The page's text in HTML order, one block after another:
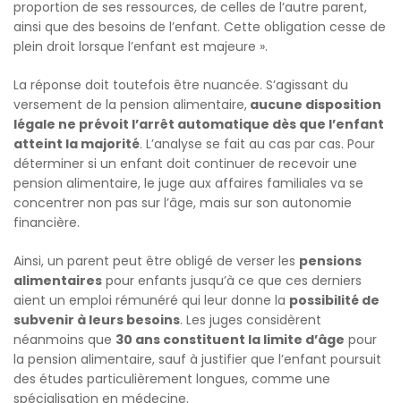
proportion de ses ressources, de celles de l’autre parent,
ainsi que des besoins de l’enfant. Cette obligation cesse de
plein droit lorsque l’enfant est majeure ».
La réponse doit toutefois être nuancée. S’agissant du
versement de la pension alimentaire, aucune disposition
légale ne prévoit l’arrêt automatique dès que l’enfant
atteint la majorité. L’analyse se fait au cas par cas. Pour
déterminer si un enfant doit continuer de recevoir une
pension alimentaire, le juge aux affaires familiales va se
concentrer non pas sur l’âge, mais sur son autonomie
financière.
Ainsi, un parent peut être obligé de verser les pensions
alimentaires pour enfants jusqu’à ce que ces derniers
aient un emploi rémunéré qui leur donne la possibilité de
subvenir à leurs besoins. Les juges considèrent
néanmoins que 30 ans constituent la limite d’âge pour
la pension alimentaire, sauf à justifier que l’enfant poursuit
des études particulièrement longues, comme une
spécialisation en médecine.